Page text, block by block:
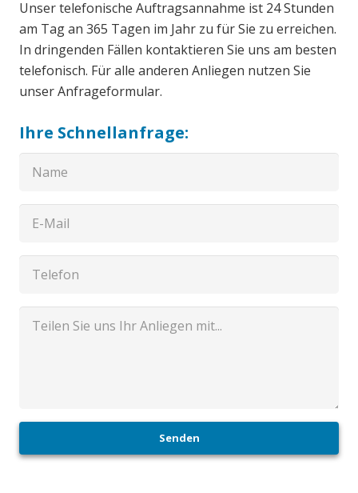
Unser telefonische Auftragsannahme ist 24 Stunden
am Tag an 365 Tagen im Jahr zu für Sie zu erreichen.
In dringenden Fällen kontaktieren Sie uns am besten
telefonisch. Für alle anderen Anliegen nutzen Sie
unser Anfrageformular.
Ihre Schnellanfrage:
Senden